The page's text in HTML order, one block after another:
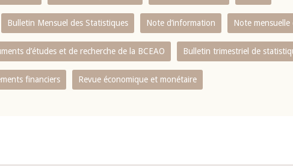
Bulletin Mensuel des Statistiques Note d’information Note
d’études et de recherche de la BCEAO Bulletin trimestriel de
financiers Revue économique et monétaire